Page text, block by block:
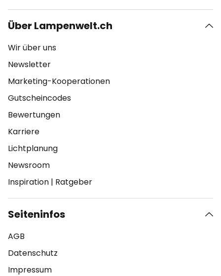
Über Lampenwelt.ch
Wir über uns
Newsletter
Marketing-Kooperationen
Gutscheincodes
Bewertungen
Karriere
Lichtplanung
Newsroom
Inspiration | Ratgeber
Seiteninfos
AGB
Datenschutz
Impressum